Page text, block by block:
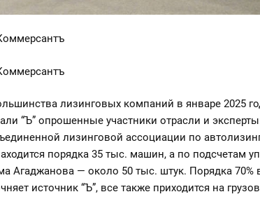
лизинговых компаний в январе 2025
“Ъ” опрошенные участники отрасли и
лизинговой ассоциации по
порядка 35 тыс. машин, а по подсчетам
Агаджанова — около 50 тыс. штук. Порядка 70% в
источник “Ъ”, все также приходится на